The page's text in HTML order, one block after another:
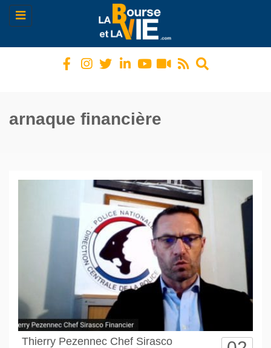
Toggle
navigation
arnaque financière
Thierry Pezennec Chef Sirasco